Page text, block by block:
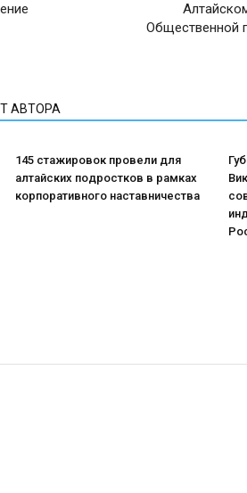
Общественной
АВТОРА
145 стажировок провели для
алтайских подростков в рамках
корпоративного наставничества